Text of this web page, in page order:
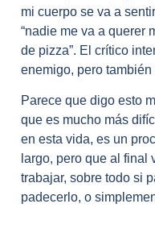
mi cuerpo se va a
“nadie me va a querer
de pizza”. El crítico
enemigo, pero
Parece que digo esto
que es mucho más
en esta vida, es un
largo, pero que al final
trabajar, sobre todo si
padecerlo, o